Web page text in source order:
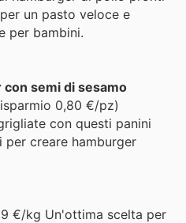
un pasto veloce e
per bambini.
semi di sesamo
0,80 €/pz)
con questi panini
creare hamburger
€/kg Un'ottima scelta per